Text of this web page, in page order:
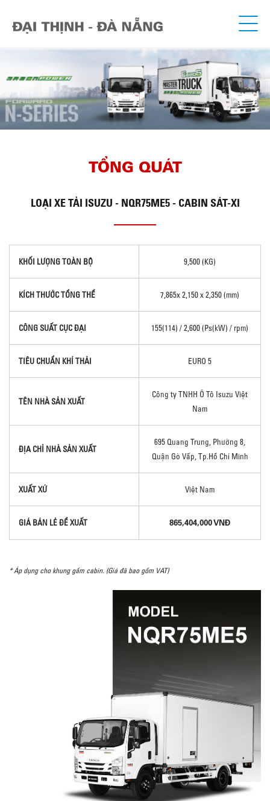
TỔNG QUÁT
LOẠI XE TẢI ISUZU - NQR75ME5 - CABIN SÁT-XI
KHỐI LƯỢNG TOÀN BỘ 9,500 (KG)
KÍCH THƯỚC TỔNG THỂ 7,865x 2,150 x 2,350 (mm)
CÔNG SUẤT CỰC ĐẠI 155(114) / 2,600 (Ps(kW) / rpm)
TIÊU CHUẨN KHÍ THẢI EURO 5
TÊN NHÀ SẢN XUẤT
Công ty TNHH Ô Tô Isuzu Việt
Nam
ĐỊA CHỈ NHÀ SẢN XUẤT
695 Quang Trung, Phường 8,
Quận Gò Vấp, Tp.Hồ Chí Minh
XUẤT XỨ Việt Nam
GIÁ BÁN LẺ ĐỀ XUẤT 865,404,000 VNĐ
* Áp dụng cho khung gầm cabin. (Giá đã bao gồm VAT)